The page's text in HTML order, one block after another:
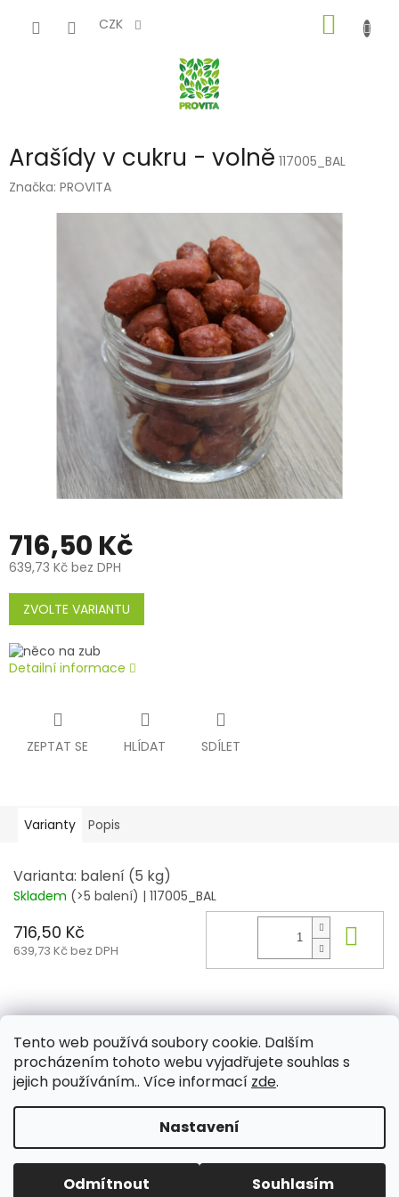
Tento web používá soubory cookie. Dalším
procházením tohoto webu vyjadřujete souhlas s
jejich používáním.. Více informací zde.
Nastavení
Odmítnout Souhlasím
CZK
KOŠÍK
Arašídy v cukru - volně 117005_BAL
Značka: PROVITA
716,50 Kč
639,73 Kč bez DPH
Měrná
cena:
ZVOLTE VARIANTU
Detailní informace
ZEPTAT SE HLÍDAT SDÍLET
Varianty Popis
Varianta: balení (5 kg)
Skladem (>5 balení) | 117005_BAL
716,50 Kč
639,73 Kč bez DPH
Z
Aktuality Kamenné prodejny Kosmetika Provita
Vytvořil Shoptet
Copyright 2026PROVITA . Všechna práva vyhrazena.